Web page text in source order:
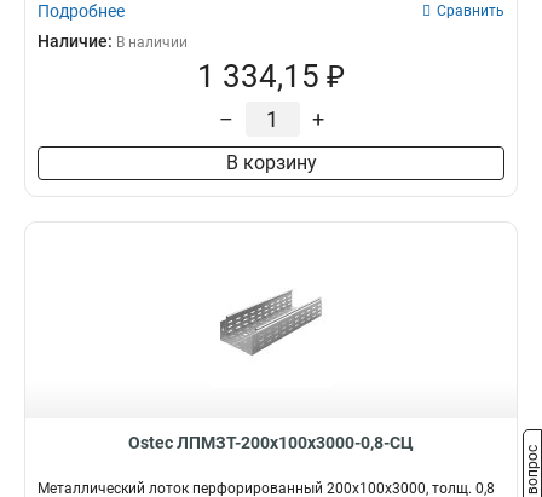
Подробнее Сравнить
Наличие: В наличии
1 334,15 ₽
– +
В корзину
Ostec ЛПМЗТ-200х100х3000-0,8-СЦ
Металлический лоток перфорированный 200х100х3000, толщ. 0,8